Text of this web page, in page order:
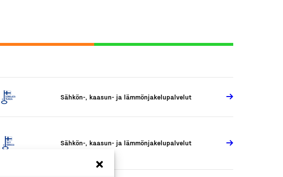
Sähkön-, kaasun- ja lämmönjakelupalvelut
Sähkön-, kaasun- ja lämmönjakelupalvelut